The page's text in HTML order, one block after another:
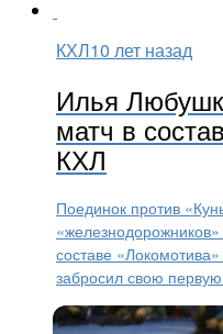
КХЛ10 лет назад
Илья
матч в
КХЛ
Поединок против
составе
забросил свою